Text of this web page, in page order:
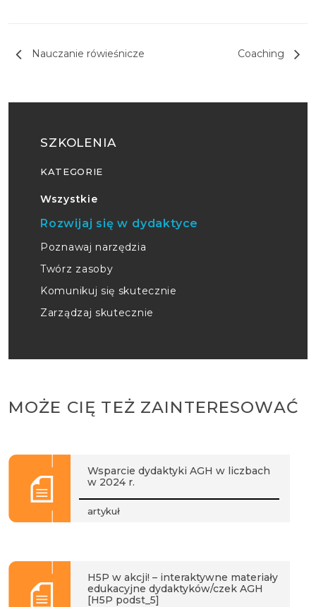
SZKOLENIA
KATEGORIE
Wszystkie
Rozwijaj się w dydaktyce
Poznawaj narzędzia
Twórz zasoby
Komunikuj się skutecznie
Zarządzaj skutecznie
Nauczanie rówieśnicze Coaching
MOŻE CIĘ TEŻ ZAINTERESOWAĆ
Wsparcie dydaktyki AGH w liczbach
w 2024 r.
artykuł
H5P w akcji! – interaktywne materiały
edukacyjne dydaktyków/czek AGH
[H5P podst_5]